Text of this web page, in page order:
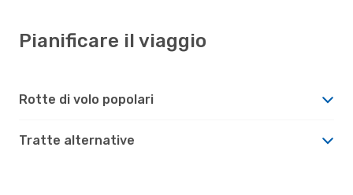
Pianificare il viaggio
Rotte di volo popolari
Tratte alternative